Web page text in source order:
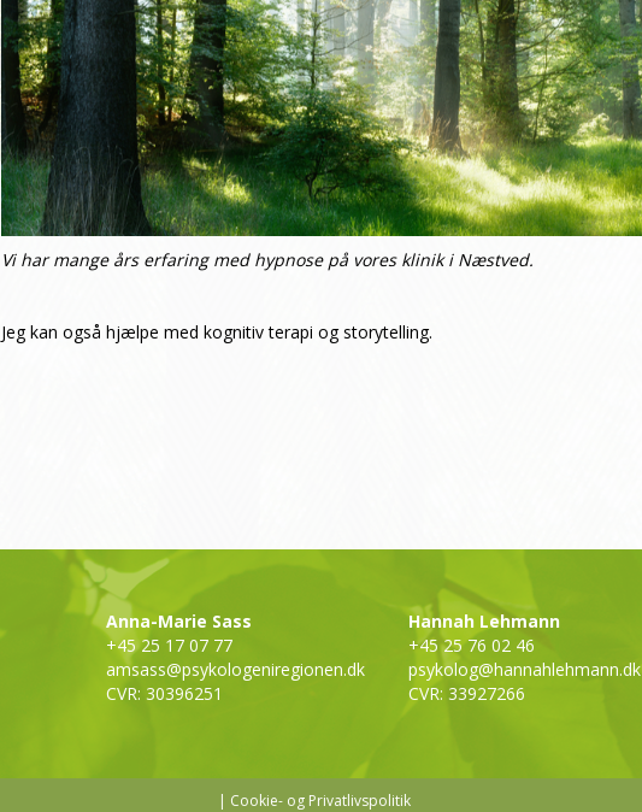
Vi har mange års erfaring med hypnose på vores klinik i Næstved.
Jeg kan også hjælpe med kognitiv terapi ogstorytelling.
Anna-Marie Sass
+45 25 17 07 77
amsass@psykologeniregionen.dk
CVR: 30396251
Hannah Lehmann
+45 25 76 02 46
psykolog@hannahlehmann.dk
CVR: 33927266
| Cookie- og Privatlivspolitik